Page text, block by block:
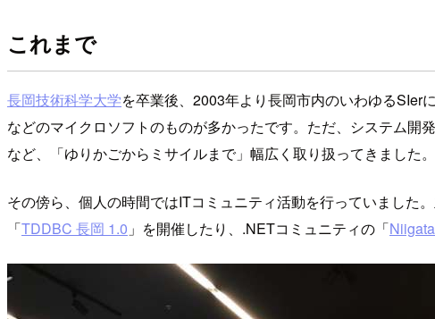
これまで
長岡技術科学大学を卒業後、2003年より長岡市内のいわゆるSIer
などのマイクロソフトのものが多かったです。ただ、システム
など、「ゆりかごからミサイルまで」幅広く取り扱ってきました。
その傍ら、個人の時間ではITコミュニティ活動を行っていました
「TDDBC 長岡 1.0 」を開催したり、.NETコミュニティの「